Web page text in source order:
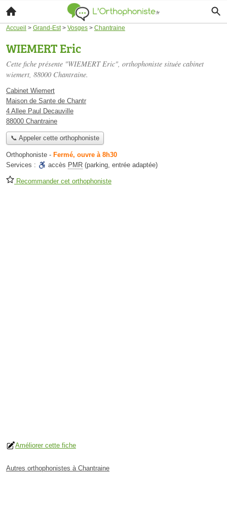
Accueil > Grand-Est> Vosges > Chantraine
WIEMERT Eric
Cette fiche présente "WIEMERT Eric", orthophoniste située cabinet
wiemert, 88000 Chantraine.
Cabinet Wiemert
Maison de Sante de Chantr
4 Allee Paul Decauville
88000 Chantraine
📞 Appeler cette orthophoniste
Orthophoniste - Fermé, ouvre à 8h30
Services :
accès PMR (parking, entrée adaptée)
Recommander cet orthophoniste
Améliorer cette fiche
Autres orthophonistes à Chantraine